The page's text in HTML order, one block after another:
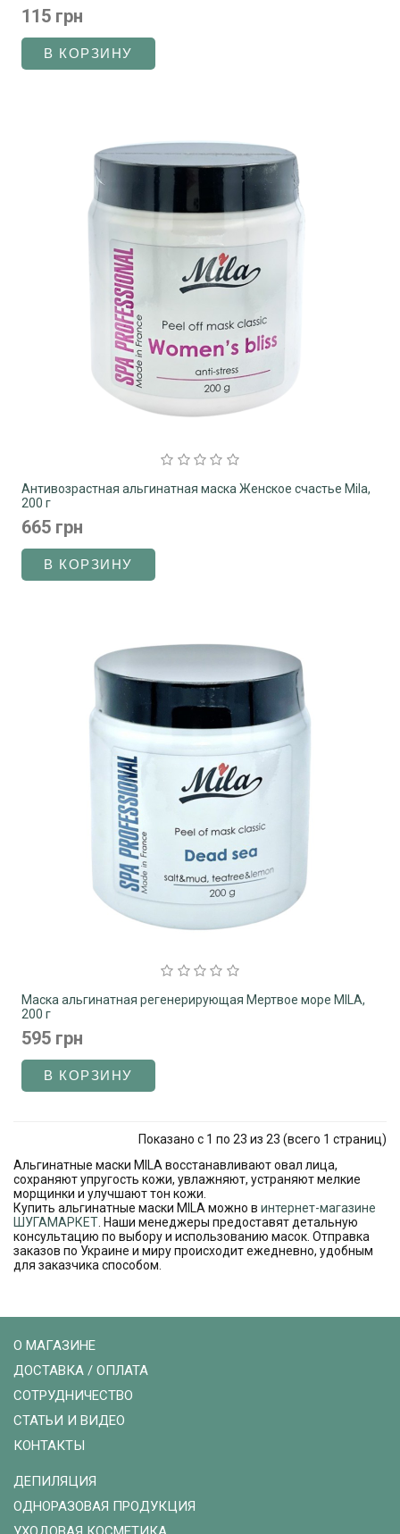
115 грн
Антивозрастная альгинатная маска Женское счастье Mila,
200 г
665 грн
Маска альгинатная регенерирующая Мертвое море MILA,
200 г
595 грн
Показано с 1 по 23 из 23 (всего 1 страниц)
Альгинатные маски MILA восстанавливают овал лица,
сохраняют упругость кожи, увлажняют, устраняют мелкие
морщинки и улучшают тон кожи.
Купить альгинатные маски MILA можно в интернет-магазине
ШУГАМАРКЕТ . Наши менеджеры предоставят детальную
консультацию по выбору и использованию масок. Отправка
заказов по Украине и миру происходит ежедневно, удобным
для заказчика способом.
О МАГАЗИНЕ
ДОСТАВКА / ОПЛАТА
СОТРУДНИЧЕСТВО
СТАТЬИ И ВИДЕО
КОНТАКТЫ
ДЕПИЛЯЦИЯ
ОДНОРАЗОВАЯ ПРОДУКЦИЯ